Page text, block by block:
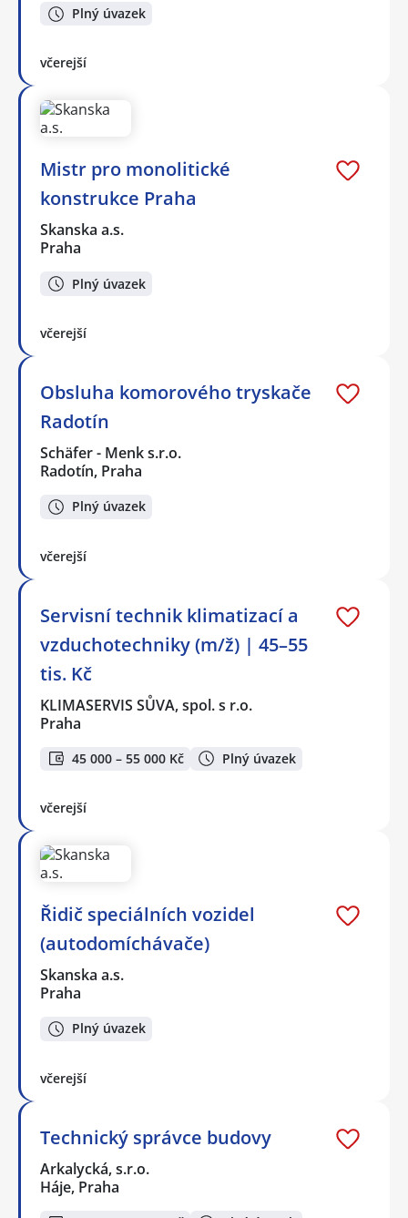
Plný úvazek
včerejší
Mistr pro monolitické
konstrukce Praha
Skanska a.s.
Praha
Plný úvazek
včerejší
Obsluha komorového tryskače
Radotín
Schäfer - Menk s.r.o.
Radotín, Praha
Plný úvazek
včerejší
Servisní technik klimatizací a
vzduchotechniky (m/ž) | 45–55
tis. Kč
KLIMASERVIS SŮVA, spol. s r.o.
Praha
45 000 – 55 000 Kč Plný úvazek
včerejší
Řidič speciálních vozidel
(autodomíchávače)
Skanska a.s.
Praha
Plný úvazek
včerejší
Technický správce budovy
Arkalycká, s.r.o.
Háje, Praha